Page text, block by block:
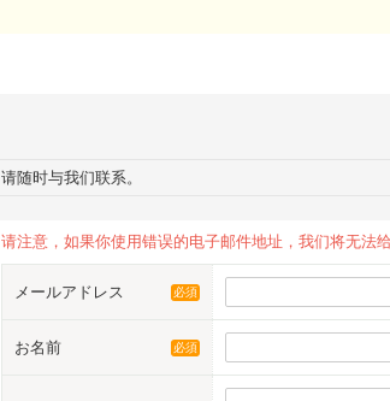
请随时与我们联系。
请注意，如果你使用错误的电子邮件地址，我们将无法给
メールアドレス 必須
お名前 必須